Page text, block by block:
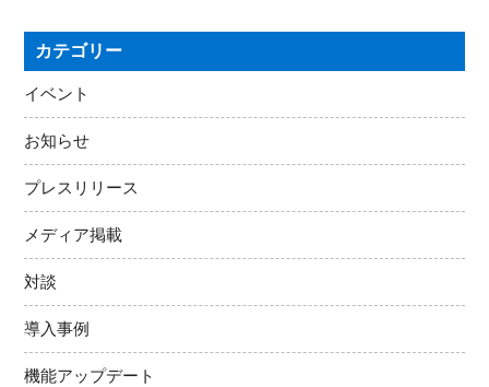
カテゴリー
イベント
お知らせ
プレスリリース
メディア掲載
対談
導入事例
機能アップデート